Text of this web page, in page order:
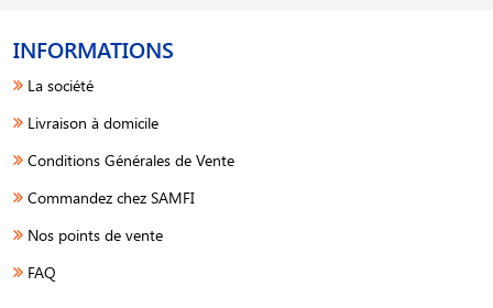
INFORMATIONS
La société
Livraison à domicile
Conditions Générales de Vente
Commandez chez SAMFI
Nos points de vente
FAQ